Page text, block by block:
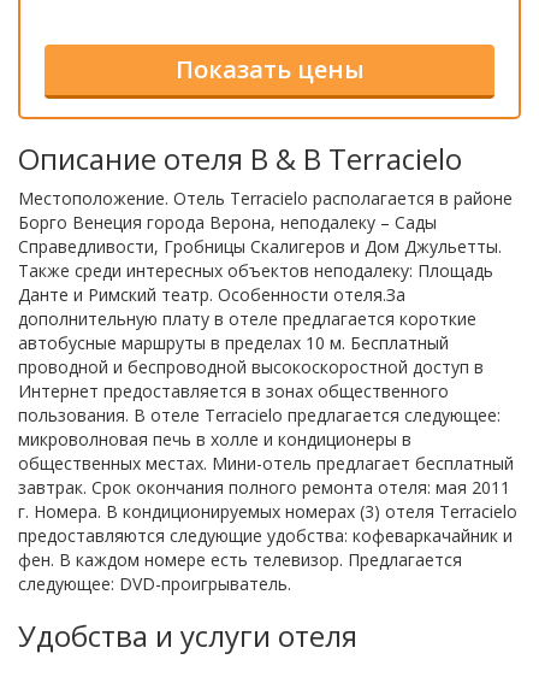
Описание отеля B & B Terracielo
Местоположение. Отель Terracielo располагается в районе
Борго Венеция города Верона, неподалеку – Сады
Справедливости, Гробницы Скалигеров и Дом Джульетты.
Также среди интересных объектов неподалеку: Площадь
Данте и Римский театр. Особенности отеля.За
дополнительную плату в отеле предлагается короткие
автобусные маршруты в пределах 10 м. Бесплатный
проводной и беспроводной высокоскоростной доступ в
Интернет предоставляется в зонах общественного
пользования. В отеле Terracielo предлагается следующее:
микроволновая печь в холле и кондиционеры в
общественных местах. Мини-отель предлагает бесплатный
завтрак. Срок окончания полного ремонта отеля: мая 2011
г. Номера. В кондиционируемых номерах (3) отеля Terracielo
предоставляются следующие удобства: кофеваркачайник и
фен. В каждом номере есть телевизор. Предлагается
следующее: DVD-проигрыватель.
Удобства и услуги отеля